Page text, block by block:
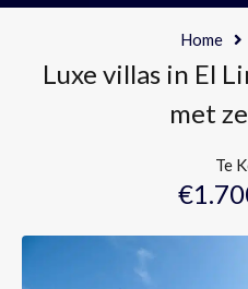
Home
Luxe villas in El
met
Te